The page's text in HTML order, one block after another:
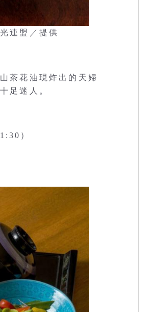
連盟／提供
茶花油現炸出的天婦
足迷人。
）